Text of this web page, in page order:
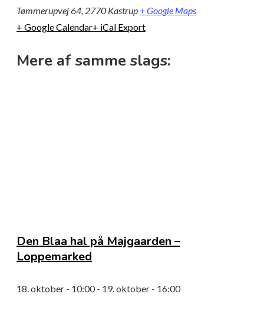
Tømmerupvej 64, 2770 Kastrup + Google Maps
+ Google Calendar+ iCal Export
Mere af samme slags:
Den Blaa hal på Majgaarden –
Loppemarked
18. oktober - 10:00- 19. oktober - 16:00